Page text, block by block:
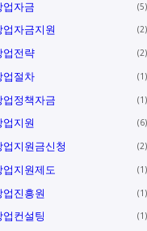
업자금 5
업자금지원 2
업전략 2
업절차 1
업정책자금 1
업지원 6
업지원금신청 2
업지원제도 1
업진흥원 1
업컨설팅 1